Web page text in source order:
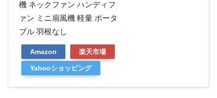
機 ネックファン ハンディフ
ァン ミニ扇風機 軽量 ポータ
ブル 羽根なし
Amazon 楽天市場
Yahooショッピング